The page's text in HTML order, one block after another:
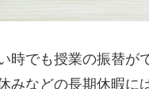
時でも授業の振替が
みなどの長期休暇